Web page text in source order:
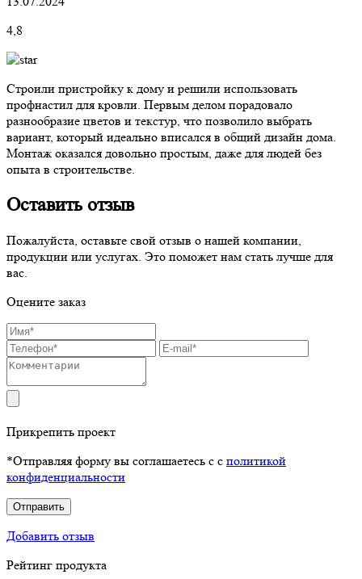
4,8
Строили пристройку к дому и решили использовать
профнастил для кровли. Первым делом порадовало
разнообразие цветов и текстур, что позволило выбрать
вариант, который идеально вписался в общий дизайн дома.
Монтаж оказался довольно простым, даже для людей без
опыта в строительстве.
Оставить отзыв
Пожалуйста, оставьте свой отзыв о нашей компании,
продукции или услугах. Это поможет нам стать лучше для
вас.
Оцените заказ
Прикрепить проект
*Отправляя форму вы соглашаетесь с с политикой
конфиденциальности
Отправить
Добавить отзыв
Рейтинг продукта